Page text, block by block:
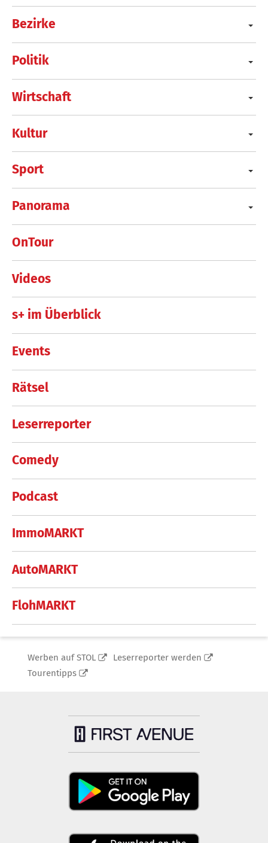
Bezirke
Politik
Wirtschaft
Kultur
Sport
Panorama
OnTour
Videos
s+ im Überblick
Events
Rätsel
Leserreporter
Comedy
Podcast
ImmoMARKT
AutoMARKT
FlohMARKT
Werben auf STOL
Leserreporter werden
Tourentipps